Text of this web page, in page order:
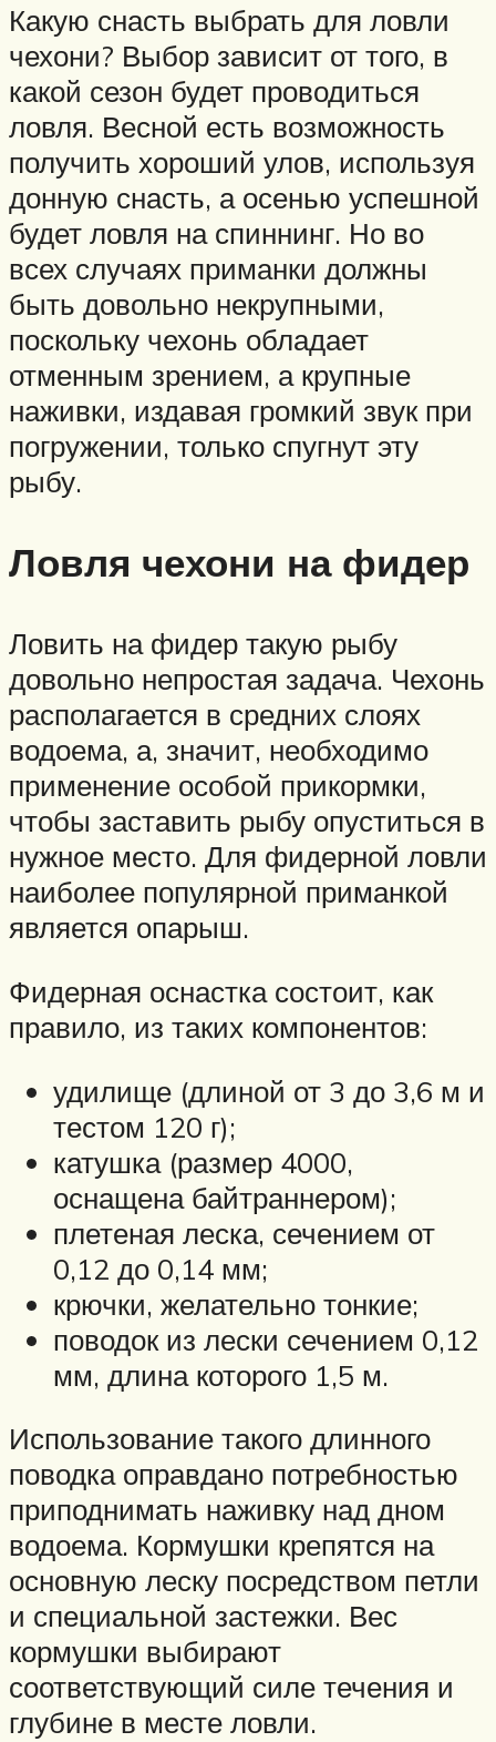
Какую снасть выбрать для ловли
чехони? Выбор зависит от того, в
какой сезон будет проводиться
ловля. Весной есть возможность
получить хороший улов, используя
донную снасть, а осенью успешной
будет ловля на спиннинг. Но во
всех случаях приманки должны
быть довольно некрупными,
поскольку чехонь обладает
отменным зрением, а крупные
наживки, издавая громкий звук при
погружении, только спугнут эту
рыбу.
Ловля чехони на фидер
Ловить на фидер такую рыбу
довольно непростая задача. Чехонь
располагается в средних слоях
водоема, а, значит, необходимо
применение особой прикормки,
чтобы заставить рыбу опуститься в
нужное место. Для фидерной ловли
наиболее популярной приманкой
является опарыш.
Фидерная оснастка состоит, как
правило, из таких компонентов:
удилище (длиной от 3 до 3,6 м и
тестом 120 г);
катушка (размер 4000,
оснащена байтраннером);
плетеная леска, сечением от
0,12 до 0,14 мм;
крючки, желательно тонкие;
поводок из лески сечением 0,12
мм, длина которого 1,5 м.
Использование такого длинного
поводка оправдано потребностью
приподнимать наживку над дном
водоема. Кормушки крепятся на
основную леску посредством петли
и специальной застежки. Вес
кормушки выбирают
соответствующий силе течения и
глубине в месте ловли.